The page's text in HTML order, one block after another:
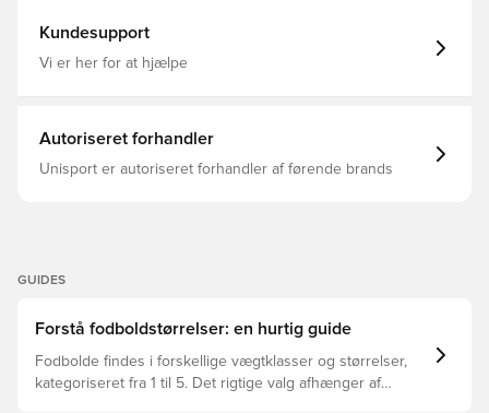
Kundesupport
Vi er her for at hjælpe
Autoriseret forhandler
Unisport er autoriseret forhandler af førende brands
GUIDES
Forstå fodboldstørrelser: en hurtig guide
Fodbolde findes i forskellige vægtklasser og størrelser,
kategoriseret fra 1 til 5. Det rigtige valg afhænger af